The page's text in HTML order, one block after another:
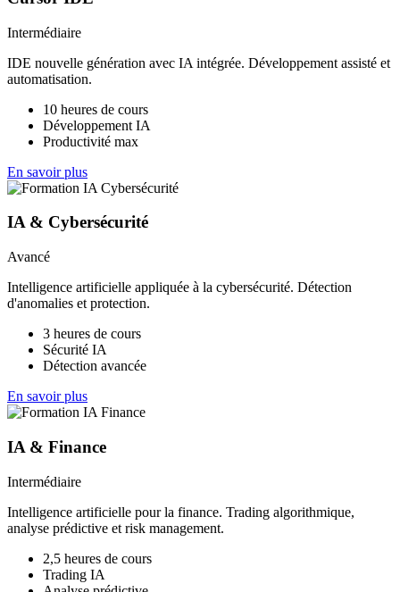
Intermédiaire
IDE nouvelle génération avec IA intégrée. Développement assisté et
automatisation.
10 heures de cours
Développement IA
Productivité max
En savoir plus
IA & Cybersécurité
Avancé
Intelligence artificielle appliquée à la cybersécurité. Détection
d'anomalies et protection.
3 heures de cours
Sécurité IA
Détection avancée
En savoir plus
IA & Finance
Intermédiaire
Intelligence artificielle pour la finance. Trading algorithmique,
analyse prédictive et risk management.
2,5 heures de cours
Trading IA